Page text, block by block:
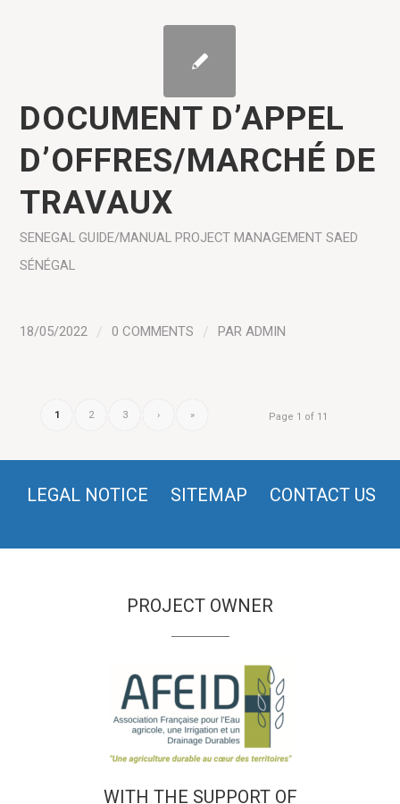
DOCUMENT D’APPEL
D’OFFRES/MARCHÉ DE
TRAVAUX
SENEGAL GUIDE/MANUAL PROJECT MANAGEMENT SAED
SÉNÉGAL
18/05/2022 / 0 COMMENTS / PARADMIN
Page 1 of 11
1 2 3 › »
LEGAL NOTICE SITEMAP CONTACT US
PROJECT OWNER
WITH THE SUPPORT OF